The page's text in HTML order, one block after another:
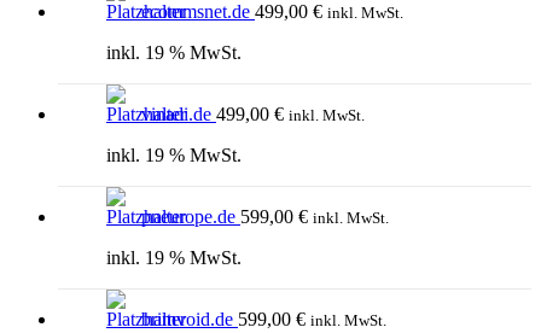
ecommsnet.de 499,00 € inkl. MwSt.
inkl. 19 % MwSt.
vinadi.de 499,00 € inkl. MwSt.
inkl. 19 % MwSt.
pneurope.de 599,00 € inkl. MwSt.
inkl. 19 % MwSt.
brimvoid.de 599,00 € inkl. MwSt.